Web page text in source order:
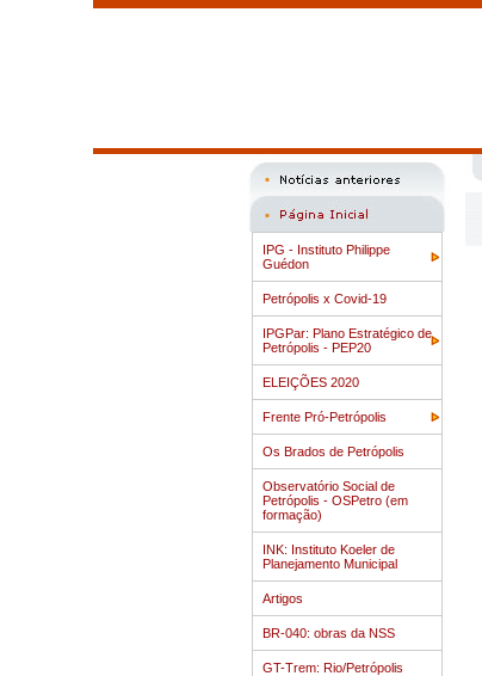
IPG - Instituto Philippe
Guédon
Petrópolis x Covid-19
IPGPar: Plano Estratégico de
Petrópolis - PEP20
ELEIÇÕES 2020
Frente Pró-Petrópolis
Os Brados de Petrópolis
Observatório Social de
Petrópolis - OSPetro (em
formação)
INK: Instituto Koeler de
Planejamento Municipal
Artigos
BR-040: obras da NSS
GT-Trem: Rio/Petrópolis